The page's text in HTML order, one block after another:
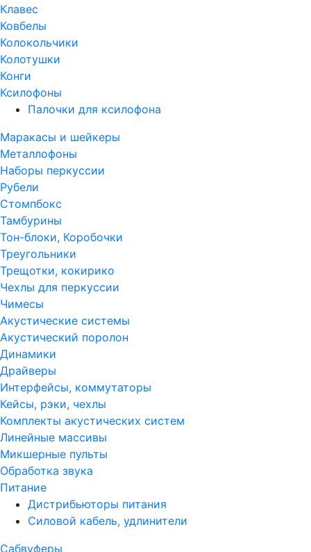
Клавес
Ковбелы
Колокольчики
Колотушки
Конги
Ксилофоны
Палочки для ксилофона
Маракасы и шейкеры
Металлофоны
Наборы перкуссии
Рубели
Стомпбокс
Тамбурины
Тон-блоки, Коробочки
Треугольники
Трещотки, кокирико
Чехлы для перкуссии
Чимесы
Акустические системы
Акустический поролон
Динамики
Драйверы
Интерфейсы, коммутаторы
Кейсы, рэки, чехлы
Комплекты акустических систем
Линейные массивы
Микшерные пульты
Обработка звука
Питание
Дистрибьюторы питания
Силовой кабель, удлинители
Сабвуферы